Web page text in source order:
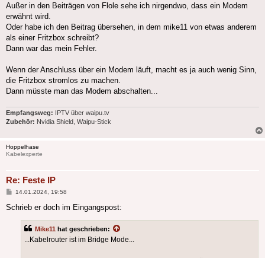
Außer in den Beiträgen von Flole sehe ich nirgendwo, dass ein Modem
erwähnt wird.
Oder habe ich den Beitrag übersehen, in dem mike11 von etwas anderem
als einer Fritzbox schreibt?
Dann war das mein Fehler.
Wenn der Anschluss über ein Modem läuft, macht es ja auch wenig Sinn,
die Fritzbox stromlos zu machen.
Dann müsste man das Modem abschalten...
Empfangsweg: IPTV über waipu.tv
Zubehör: Nvidia Shield, Waipu-Stick
Hoppelhase
Kabelexperte
Re: Feste IP
Beitrag
14.01.2024, 19:58
Schrieb er doch im Eingangspost:
Mike11 hat geschrieben:
...Kabelrouter ist im Bridge Mode...